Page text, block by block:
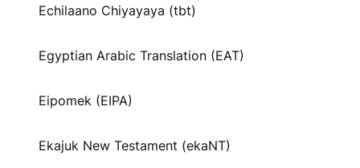
Echilaano Chiyayaya (tbt)
Egyptian Arabic Translation (EAT)
Eipomek (EIPA)
Ekajuk New Testament (ekaNT)